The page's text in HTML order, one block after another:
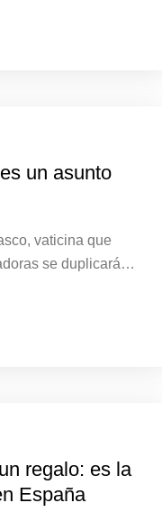
un asunto
vaticina que
se duplicará…
regalo: es la
España